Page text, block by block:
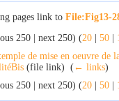
pages link to File:Fig13-
250 | next 250) (20 | 50 |
de mise en oeuvre de
(file link) ‎ ( ← links)
250 | next 250) (20 | 50 |